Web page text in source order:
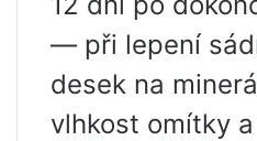
— při lepení
desek na
vlhkost omítky